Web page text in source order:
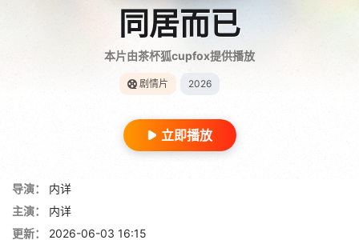
同居而已
本片由茶杯狐cupfox提供播放
剧情片 2026
立即播放
导演：
内详
主演：
内详
更新：
2026-06-03 16:15